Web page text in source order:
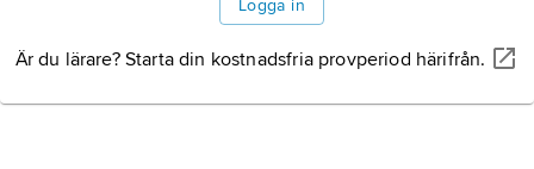
Logga in
Är du lärare? Starta din kostnadsfria provperiod härifrån.